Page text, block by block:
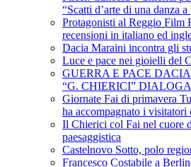
“Scatti d’arte di una danza
Protagonisti al Reggio Film
recensioni in italiano ed
Dacia Maraini incontra gli
Luce e pace nei gioielli del
GUERRA E PACE
“G. CHIERICI”
Giornate Fai di primavera
ha accompagnato i visitatori
Il Chierici col Fai nel cuore
paesaggistica
Castelnovo Sotto, polo
Francesco Costabile a